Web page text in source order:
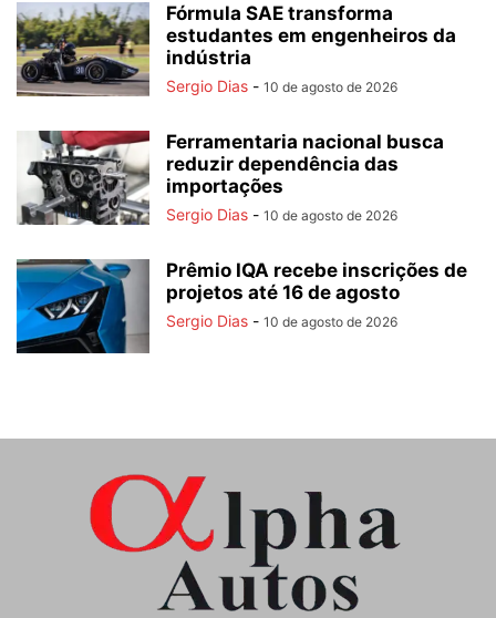
Fórmula SAE transforma
estudantes em engenheiros da
indústria
Sergio Dias - 10 de agosto de 2026
Ferramentaria nacional busca
reduzir dependência das
importações
Sergio Dias - 10 de agosto de 2026
Prêmio IQA recebe inscrições de
projetos até 16 de agosto
Sergio Dias - 10 de agosto de 2026